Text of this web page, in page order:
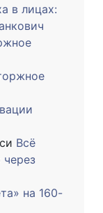
в лицах:
Всё
через
на 160-